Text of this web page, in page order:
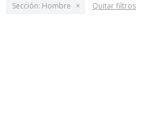
Sección: Hombre Quitar filtros